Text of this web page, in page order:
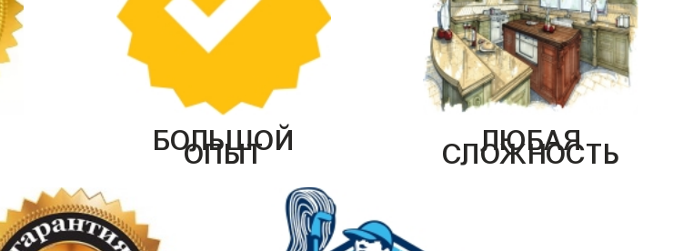
БОЛЬШОЙ
ОПЫТ ЛЮБАЯ
СЛОЖНОСТЬ